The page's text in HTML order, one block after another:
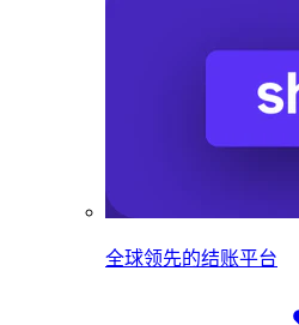
全球领先的结账平台